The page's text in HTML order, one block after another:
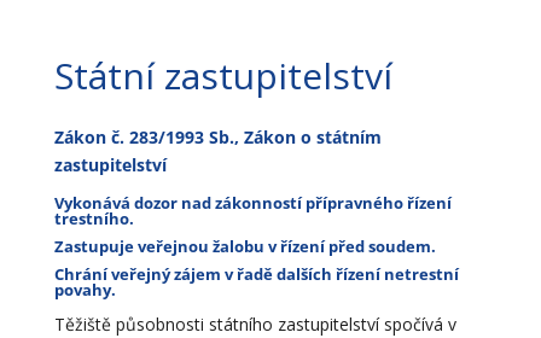
Státní zastupitelství
Zákon č. 283/1993 Sb., Zákon o státním
zastupitelství
Vykonává dozor nad zákonností přípravného řízení
trestního.
Zastupuje veřejnou žalobu v řízení před soudem.
Chrání veřejný zájem v řadě dalších řízení netrestní
povahy.
Těžiště působnosti státního zastupitelství spočívá v